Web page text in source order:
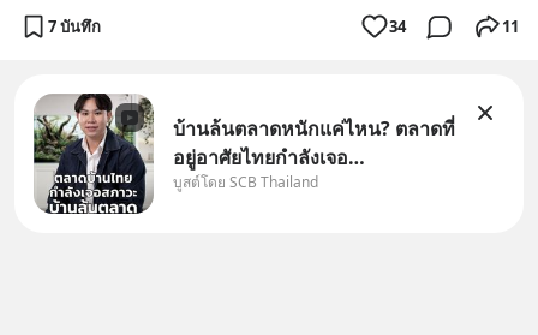
7 บันทึก 34 11
บ้านล้นตลาดหนักแค่ไหน? ตลาดที่
อยู่อาศัยไทยกำลังเจอ
Oversupply หนักกว่าที่คิด และ
บูสต์โดย SCB Thailand